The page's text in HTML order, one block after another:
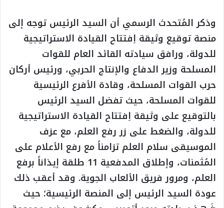
وذكر المُتحدث الرسمي أن السيد الرئيس توجه إلى
منصة توقيع وثيقة اِفتتاح القيادة الاستراتيجية
للدولة، ورافق سيادته القائد العام للقوات
المسلحة وزير الدفاع والإنتاج الحربي، ورئيس أركان
حرب القوات المسلحة، وقادة الأفرع الرئيسية
للقوات المسلحة، حيث تفضل السيد الرئيس
بالتوقيع على وثيقة اِفتتاح القيادة الاستراتيجية
للدولة، والضغط على زر رفع العلم، مع عزف
الموسيقى سلام العلم تزامناً مع رفع الأعلام على
المُثمنات، وإطلاق المدفعية 11 طلقة إيذاناً برفع
العلم، ومرور فريق الألعاب الجوية. وقد أعقب ذلك
عودة السيد الرئيس إلى المنصة الرئيسية؛ حيث